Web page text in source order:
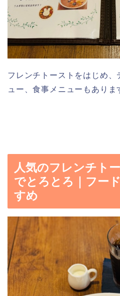
フレンチトーストをはじめ、
ュー、食事メニューもありま
人気のフレンチト
でとろとろ｜フー
すめ